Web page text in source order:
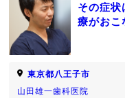
その症
療がおこ
東京都八王子市
山田雄一歯科医院